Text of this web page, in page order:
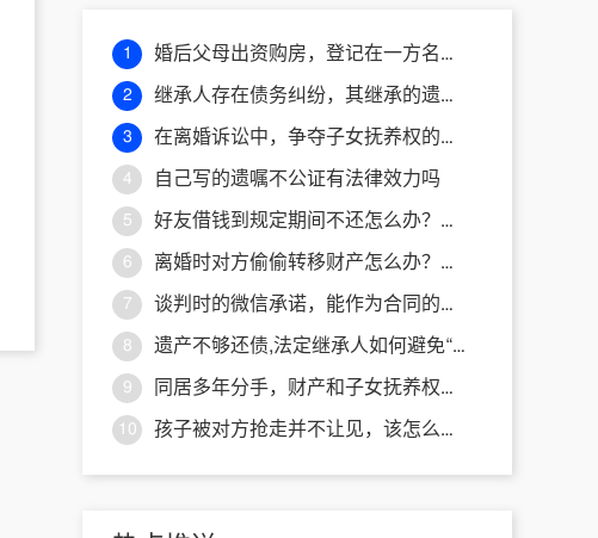
1 婚后父母出资购房，登记在一方名下，离婚时房产如何分割？
2 继承人存在债务纠纷，其继承的遗产会被用于偿债吗？
3 在离婚诉讼中，争夺子女抚养权的主要考量因素有哪些？
4 自己写的遗嘱不公证有法律效力吗
5 好友借钱到规定期间不还怎么办？法律途径如何处理追回欠款
6 离婚时对方偷偷转移财产怎么办？律师教你清查追回！
7 谈判时的微信承诺，能作为合同的一部分吗？
8 遗产不够还债,法定继承人如何避免“债务连坐”
9 同居多年分手，财产和子女抚养权怎么处理？
10 孩子被对方抢走并不让见，该怎么做能争取抚养权？